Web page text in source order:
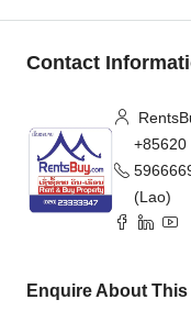
Contact
+85620
(Lao)
Enquire About